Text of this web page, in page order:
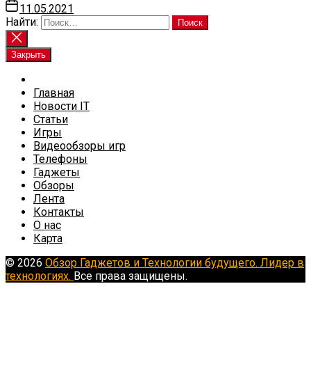
11.05.2021
Найти:
Закрыть
Главная
Новости IT
Статьи
Игры
Видеообзоры игр
Телефоны
Гаджеты
Обзоры
Лента
Контакты
О нас
Карта
© 2026 Обзор Гаджетов и Технологии будущего. Лидер в
технологиях. Все права защищены.